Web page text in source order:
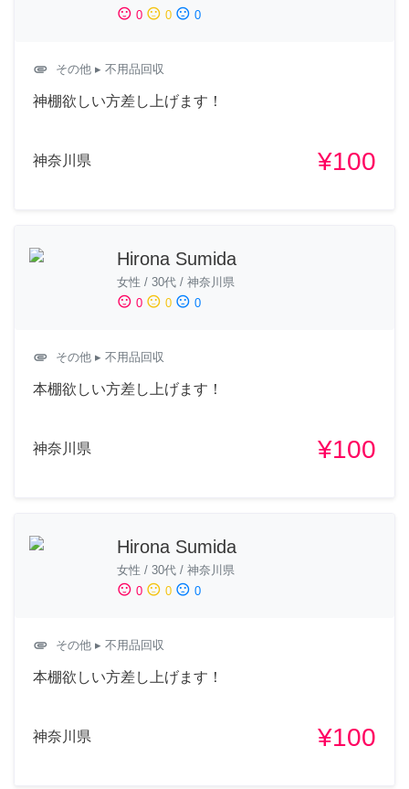
sentiment_satisfied 0 sentiment_neutral 0 sentiment_dissatisfied 0
attachment その他 ▸ 不用品回収
神棚欲しい方差し上げます！
神奈川県 ¥100
Hirona Sumida
女性 / 30代 / 神奈川県
sentiment_satisfied 0 sentiment_neutral 0 sentiment_dissatisfied 0
attachment その他 ▸ 不用品回収
本棚欲しい方差し上げます！
神奈川県 ¥100
Hirona Sumida
女性 / 30代 / 神奈川県
sentiment_satisfied 0 sentiment_neutral 0 sentiment_dissatisfied 0
attachment その他 ▸ 不用品回収
本棚欲しい方差し上げます！
神奈川県 ¥100